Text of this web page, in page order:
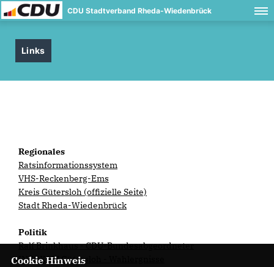
CDU Stadtverband Rheda-Wiedenbrück
Links
Regionales
Ratsinformationssystem
VHS-Reckenberg-Ems
Kreis Gütersloh (offizielle Seite)
Stadt Rheda-Wiedenbrück
Politik
Ralf Brinkhaus - CDU-Bundesabgeordneter
INFOKOM Gütersloh - Wahlergnisse
Cookie Hinweis